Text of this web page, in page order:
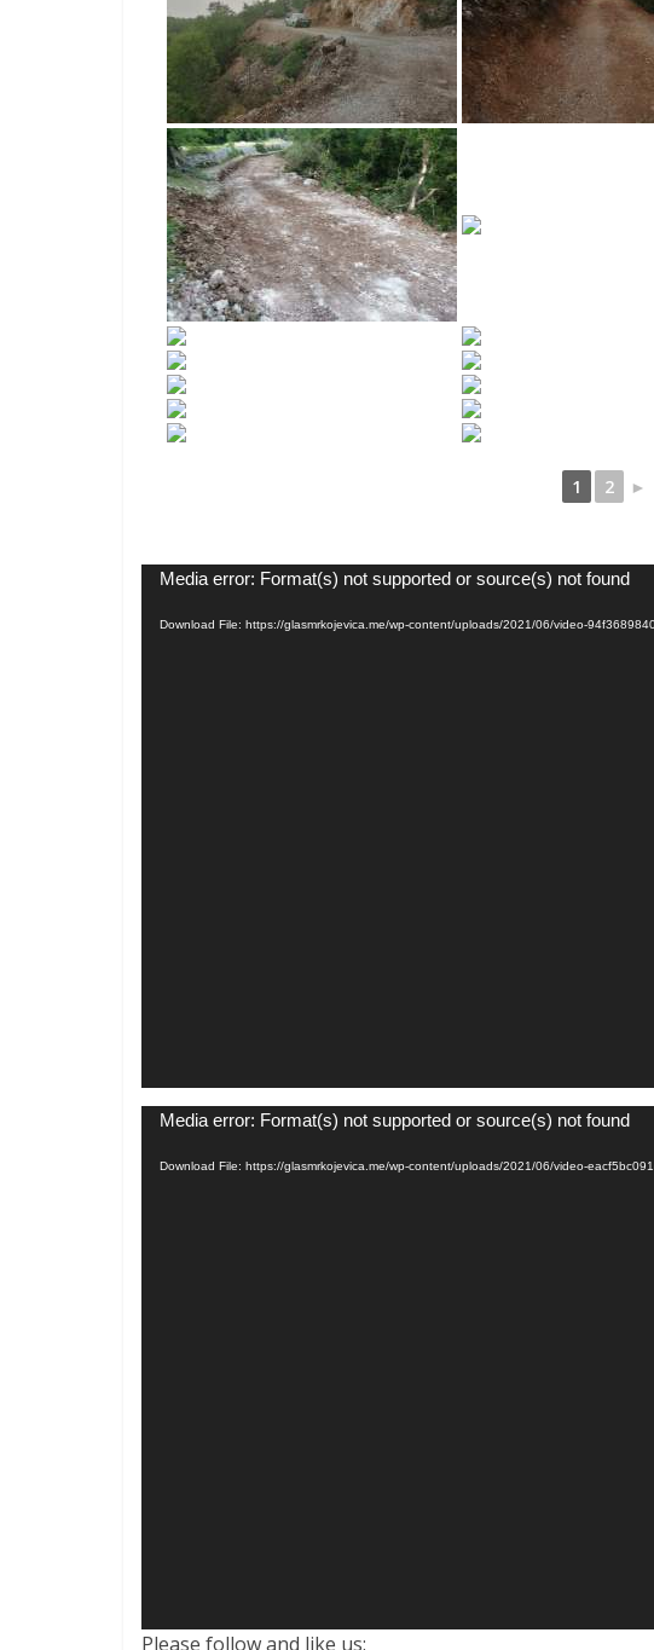
1 2 ►
Video
Media error: Format(s) not supported or source(s) not found
Download File: https://glasmrkojevica.me/wp-content/uploads/2021/06/video-
Video
Media error: Format(s) not supported or source(s) not found
Download File: https://glasmrkojevica.me/wp-content/uploads/2021/06/video-
Please follow and like us: